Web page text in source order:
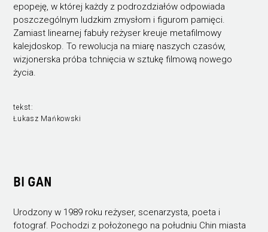
epopeję, w której każdy z podrozdziałów odpowiada
poszczególnym ludzkim zmysłom i figurom pamięci.
Zamiast linearnej fabuły reżyser kreuje metafilmowy
kalejdoskop. To rewolucja na miarę naszych czasów,
wizjonerska próba tchnięcia w sztukę filmową nowego
życia.
tekst:
Łukasz Mańkowski
BI GAN
Urodzony w 1989 roku reżyser, scenarzysta, poeta i
fotograf. Pochodzi z położonego na południu Chin miasta